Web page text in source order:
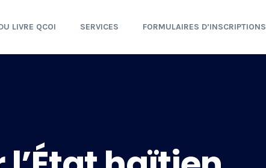
LIVRE QCOI SERVICES FORMULAIRES D’INSCRIPTIONS